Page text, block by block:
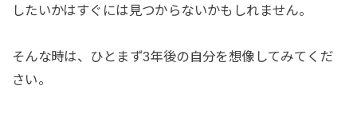
したいかはすぐには見つからないかもしれません。
そんな時は、ひとまず3年後の自分を想像してみてくだ
さい。